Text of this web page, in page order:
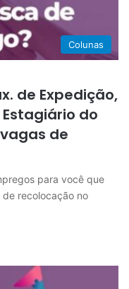
Colunas
de Expedição,
do
de
para você que
recolocação no